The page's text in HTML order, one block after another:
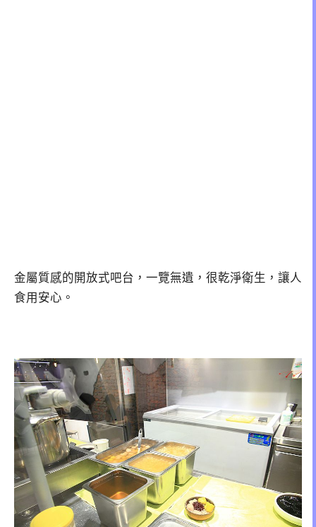
金屬質感的開放式吧台，一覽無遺，很乾淨衛生，讓人
食用安心。